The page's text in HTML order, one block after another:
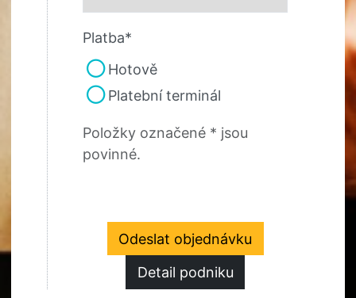
Platba*
Hotově
Platební terminál
Položky označené * jsou
povinné.
Odeslat objednávku
Detail podniku